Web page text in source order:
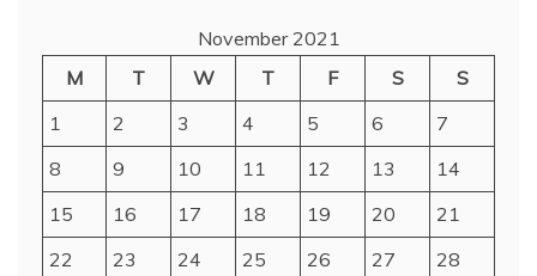
November 2021
M
T W T F S
S
1
2 3 4 5 6
7
8
9 10 11 12 13
14
15
16 17 18 19 20
21
22
23 24 25 26 27
28